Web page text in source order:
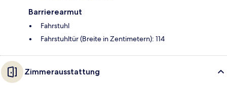
Barrierearmut
Fahrstuhl
Fahrstuhltür (Breite in Zentimetern): 114
Zimmerausstattung